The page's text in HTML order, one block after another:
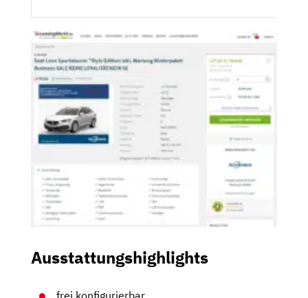
Ausstattungshighlights
frei konfigurierbar